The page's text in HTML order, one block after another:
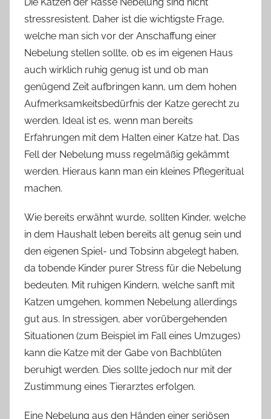
stressresistent. Daher ist die wichtigste Frage,
welche man sich vor der Anschaffung einer
Nebelung stellen sollte, ob es im eigenen Haus
auch wirklich ruhig genug ist und ob man
genügend Zeit aufbringen kann, um dem hohen
Aufmerksamkeitsbedürfnis der Katze gerecht zu
werden. Ideal ist es, wenn man bereits
Erfahrungen mit dem Halten einer Katze hat. Das
Fell der Nebelung muss regelmäßig gekämmt
werden. Hieraus kann man ein kleines Pflegeritual
machen.
Wie bereits erwähnt wurde, sollten Kinder, welche
in dem Haushalt leben bereits alt genug sein und
den eigenen Spiel- und Tobsinn abgelegt haben,
da tobende Kinder purer Stress für die Nebelung
bedeuten. Mit ruhigen Kindern, welche sanft mit
Katzen umgehen, kommen Nebelung allerdings
gut aus. In stressigen, aber vorübergehenden
Situationen (zum Beispiel im Fall eines Umzuges)
kann die Katze mit der Gabe von Bachblüten
beruhigt werden. Dies sollte jedoch nur mit der
Zustimmung eines Tierarztes erfolgen.
Eine Nebelung aus den Händen einer seriösen